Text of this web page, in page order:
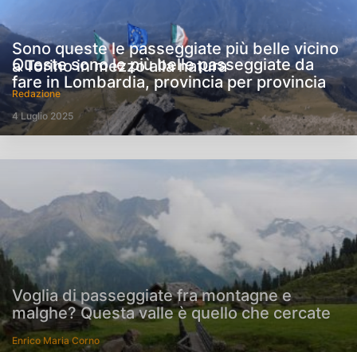
Sono queste le passeggiate più belle vicino
a Torino in mezzo alla natura
Redazione
4 Luglio 2025
Voglia di passeggiate fra montagne e
malghe? Questa valle è quello che cercate
Enrico Maria Corno
Queste sono le più belle passeggiate da
fare in Lombardia, provincia per provincia